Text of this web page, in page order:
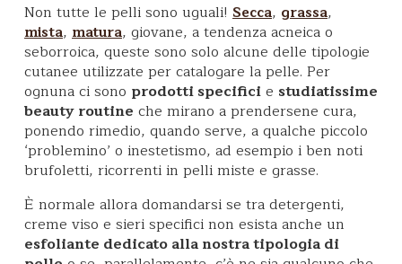
Non tutte le pelli sono uguali! Secca, grassa,
mista, matura, giovane, a tendenza acneica o
seborroica, queste sono solo alcune delle tipologie
cutanee utilizzate per catalogare la pelle. Per
ognuna ci sono prodotti specificie studiatissime
beauty routine che mirano a prendersene cura,
ponendo rimedio, quando serve, a qualche piccolo
‘problemino’ o inestetismo, ad esempio i ben noti
brufoletti, ricorrenti in pelli miste e grasse.
È normale allora domandarsi se tra detergenti,
creme viso e sieri specifici non esista anche un
esfoliante dedicato alla nostra tipologia di